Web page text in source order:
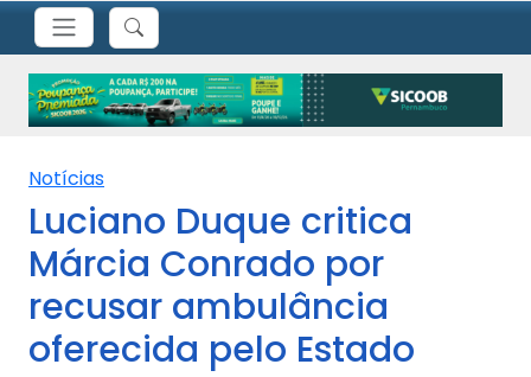
Notícias
Luciano Duque critica
Márcia Conrado por
recusar ambulância
oferecida pelo Estado